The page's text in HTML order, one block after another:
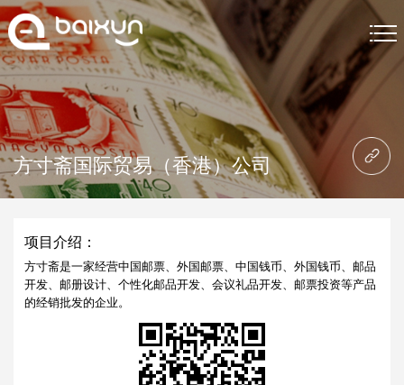
首页
网站制作
网站制作案例
网站制作资讯
联系我们
方寸斋国际贸易（香港）公司
项目介绍：
方寸斋是一家经营中国邮票、外国邮票、中国钱币、外国钱币、邮品
开发、邮册设计、个性化邮品开发、会议礼品开发、邮票投资等产品
的经销批发的企业。